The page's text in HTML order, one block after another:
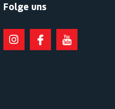
Folge uns